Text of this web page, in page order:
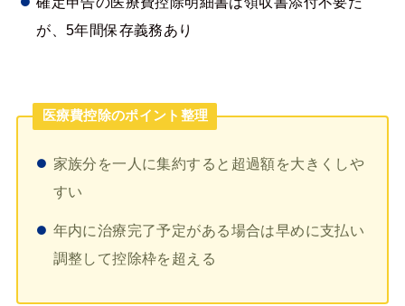
が、5年間保存義務あり
医療費控除のポイント整理
家族分を一人に集約すると超過額を大きくしや
すい
年内に治療完了予定がある場合は早めに支払い
調整して控除枠を超える